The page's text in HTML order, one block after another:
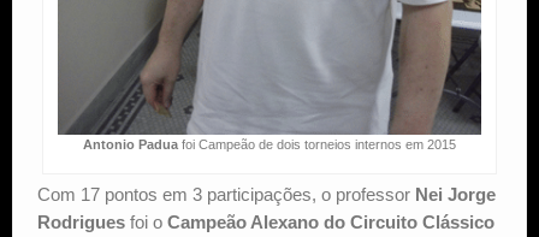
Antonio Paduafoi Campeão de dois torneios internos em 2015
Com 17 pontos em 3 participações, o professor Nei Jorge
Rodrigues foi o Campeão Alexano do Circuito Clássico